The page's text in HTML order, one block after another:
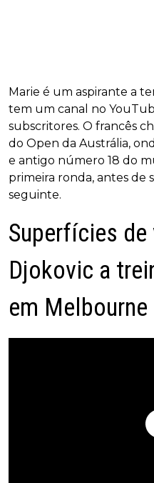
Marie é um aspirante a
tem um canal no
subscritores. O francês
do Open da Austrália,
e antigo número 18 do
primeira ronda, antes de
seguinte.
Superfícies de
Djokovic a
em Melbourne